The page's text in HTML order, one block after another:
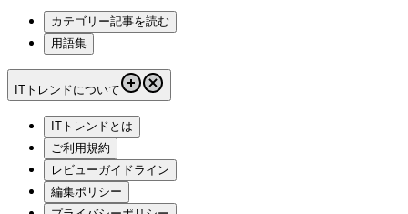
カテゴリー記事を読む
用語集
ITトレンドについて
ITトレンドとは
ご利用規約
レビューガイドライン
編集ポリシー